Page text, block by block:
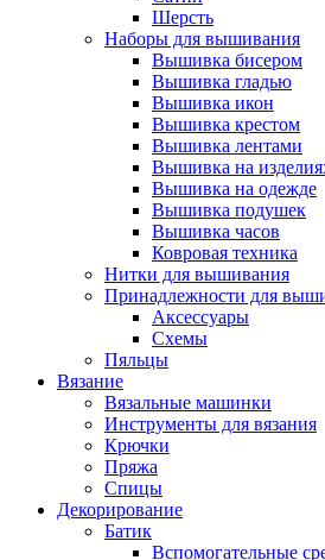
Шерсть
Наборы для вышивания
Вышивка бисером
Вышивка гладью
Вышивка икон
Вышивка крестом
Вышивка лентами
Вышивка на
Вышивка на одежде
Вышивка подушек
Вышивка часов
Ковровая техника
Нитки для вышивания
Принадлежности для
Аксессуары
Схемы
Пяльцы
Вязание
Вязальные машинки
Инструменты для вязания
Крючки
Пряжа
Спицы
Декорирование
Батик
Вспомогательные